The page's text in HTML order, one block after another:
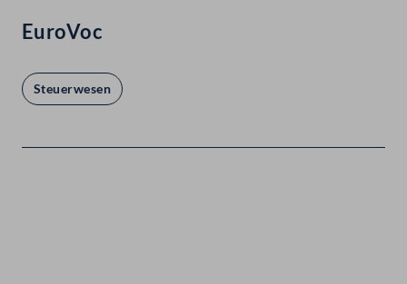
EuroVoc
Steuerwesen